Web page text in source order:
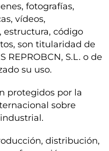
fotografías,
vídeos,
código
son titularidad de
REPROBCN, S.L. o de
su uso.
protegidos por la
sobre
distribución,